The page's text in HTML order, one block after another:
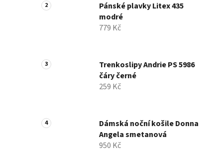
Pánské plavky Litex 435
modré
779 Kč
Trenkoslipy Andrie PS 5986
čáry černé
259 Kč
Dámská noční košile Donna
Angela smetanová
950 Kč